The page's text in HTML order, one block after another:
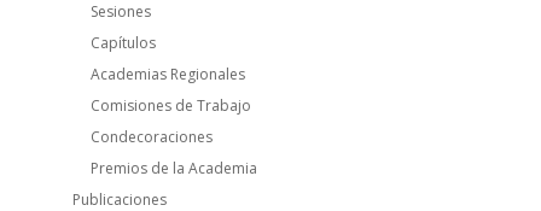
Sesiones
Capítulos
Academias Regionales
Comisiones de Trabajo
Condecoraciones
Premios de la Academia
Publicaciones